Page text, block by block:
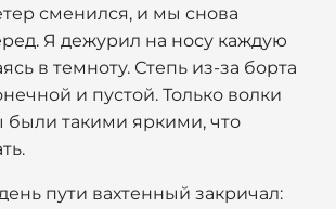
сменился, и мы снова
Я дежурил на носу каждую
в темноту. Степь из-за борта
и пустой. Только волки
были такими яркими, что
пути вахтенный закричал: